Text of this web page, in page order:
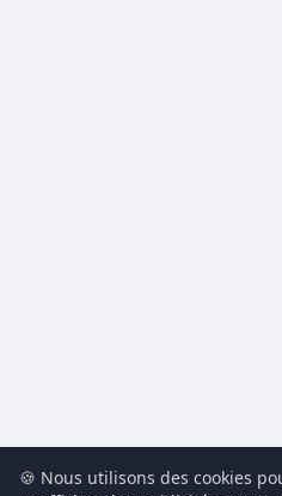
🍪 Nous utilisons des cookies